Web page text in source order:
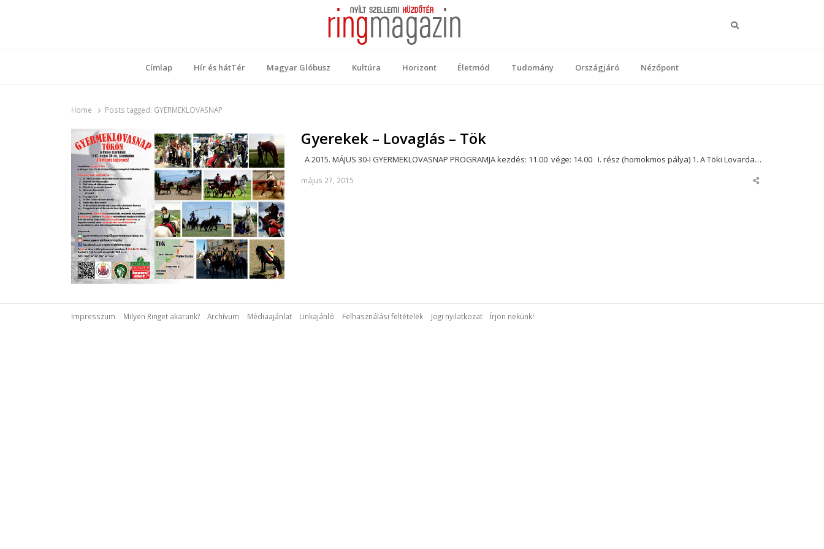
Címlap Hír és hátTér Magyar Glóbusz Kultúra Horizont Életmód Tudomány Országjáró Nézőpont
Home Posts tagged: GYERMEKLOVASNAP
Gyerekek – Lovaglás – Tök
A 2015. MÁJUS 30-I GYERMEKLOVASNAP PROGRAMJA kezdés: 11.00 vége: 14.00 I. rész (homokmos pálya) 1. A Töki Lovarda…
május 27, 2015
Share
Impresszum Milyen Ringet akarunk? Archívum Médiaajánlat Linkajánló Felhasználási feltételek Jogi nyilatkozat Írjon nekünk!